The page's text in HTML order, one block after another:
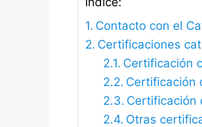
Contacto con el
Certificaciones
Certificación
Certificación
Certificación
Otras